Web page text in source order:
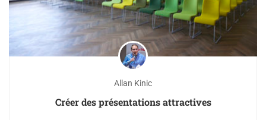
Allan Kinic
Créer des présentations attractives